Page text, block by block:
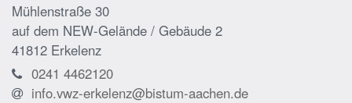
Mühlenstraße 30
auf dem NEW-Gelände / Gebäude 2
41812 Erkelenz
0241 4462120
info.vwz-erkelenz@bistum-aachen.de